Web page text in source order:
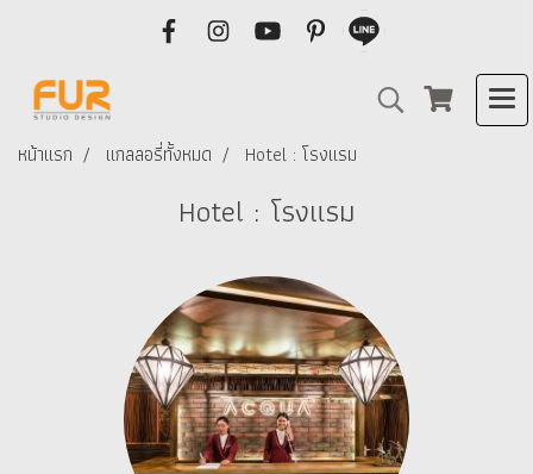
หน้าแรก แกลลอรี่ทั้งหมด Hotel : โรงแรม
Hotel : โรงแรม